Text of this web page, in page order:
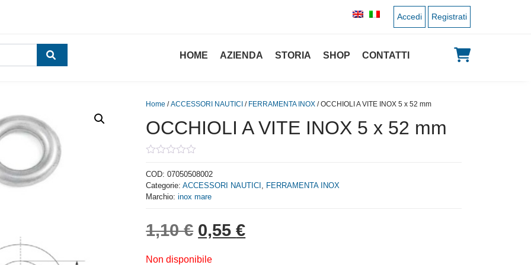
Accedi Registrati
HOME AZIENDA STORIA SHOP CONTATTI
Home /ACCESSORI NAUTICI / FERRAMENTA INOX / OCCHIOLI A VITE INOX 5 x 52 mm
OCCHIOLI A VITE INOX 5 x 52 mm
out
of
5
COD:07050508002
Categorie:ACCESSORI NAUTICI , FERRAMENTA INOX
Marchio:inox mare
1,10€ Il prezzo originale era: 1,10 €.
0,55€Il prezzo attuale è: 0,55 €.
Non disponibile